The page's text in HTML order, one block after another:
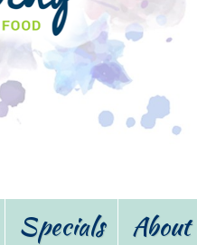
Specials About